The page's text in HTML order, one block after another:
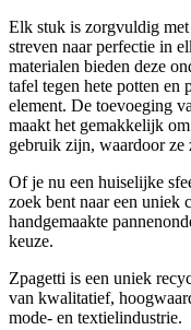
Elk stuk is zorgvuldig
streven naar perfectie in
materialen bieden deze
tafel tegen hete potten en
element. De toevoeging
maakt het gemakkelijk
gebruik zijn, waardoor
Of je nu een huiselijke
zoek bent naar een uniek
handgemaakte
keuze.
Zpagetti is een uniek
van kwalitatief,
mode- en textielindustrie.